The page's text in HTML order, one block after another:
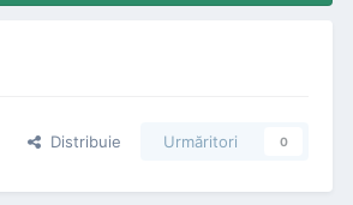
Distribuie Urmăritori 0